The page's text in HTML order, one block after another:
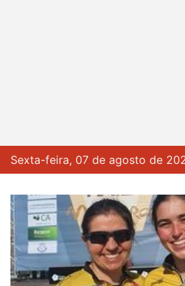
Sexta-feira, 07 de agosto de